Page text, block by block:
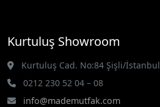
Kurtuluş Showroom
Kurtuluş Cad. No:84 Şişli/İstanbul
0212 230 52 04 – 08
info@mademutfak.com